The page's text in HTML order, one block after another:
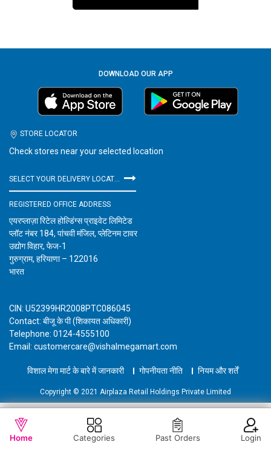
WISHLIST OUT OF STOCK
DOWNLOAD OUR APP
STORE LOCATOR
Check stores near your selected location
REGISTERED OFFICE ADDRESS
एयरप्लाज़ा रिटेल होल्डिंग्स प्राइवेट लिमिटेड
प्लॉट नंबर 184, पांचवी मंजिल, प्लेटिनम टावर
उद्योग विहार, फेज-1
गुरुग्राम, हरियाणा – 122016
भारत
CIN: U52399HR2008PTC086045
Contact: बीजू के पी (शिकायत अधिकारी)
Telephone: 0124-4555100
Email: customercare@vishalmegamart.com
विशाल मेगा मार्ट के बारे में जानकारी गोपनीयता नीति नियम और शर्तें
Copyright © 2021 Airplaza Retail Holdings Private Limited
Home Categories Past Orders Login